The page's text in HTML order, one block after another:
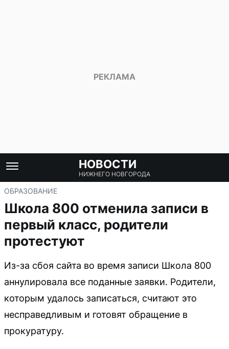
НОВОСТИ
НИЖНЕГО НОВГОРОДА
ОБРАЗОВАНИЕ
Школа 800 отменила записи в
первый класс, родители
протестуют
Из-за сбоя сайта во время записи Школа 800
аннулировала все поданные заявки. Родители,
которым удалось записаться, считают это
несправедливым и готовят обращение в
прокуратуру.